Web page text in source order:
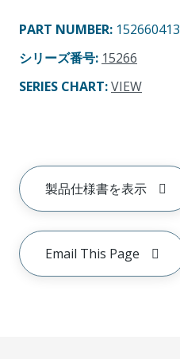
PART NUMBER: 152660413
シリーズ番号: 15266
SERIES CHART:VIEW
製品仕様書を表示
Email This Page